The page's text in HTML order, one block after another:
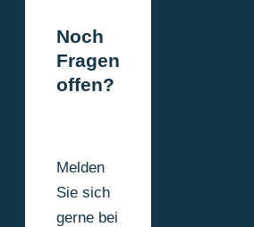
Noch
Fragen
offen?
Melden
Sie sich
gerne bei